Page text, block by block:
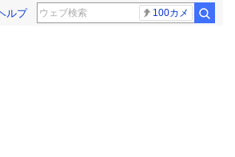
ルプ 100カメ